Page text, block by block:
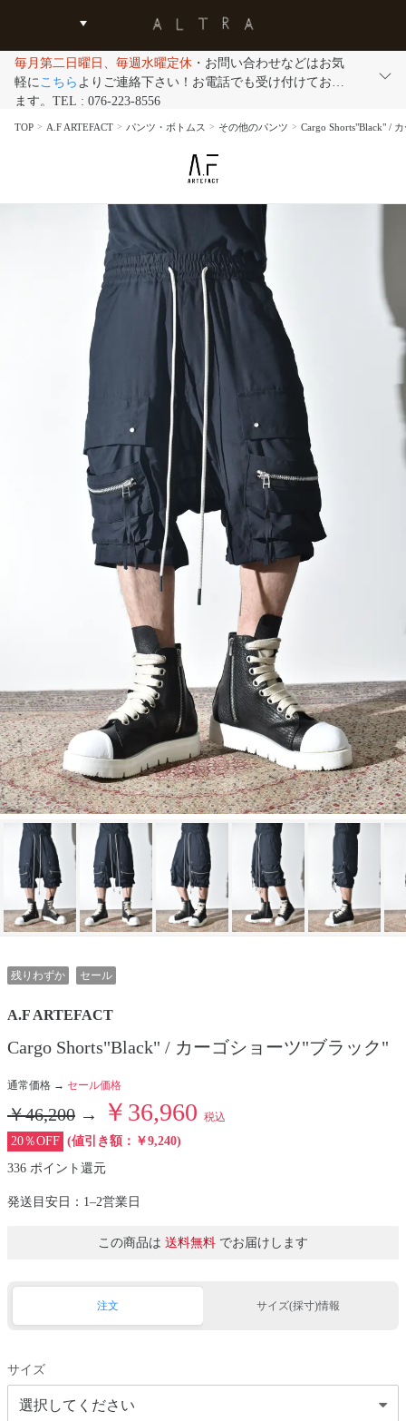
毎月第二日曜日、毎週水曜定休 ・お問い合わせなどはお気
軽にこちら よりご連絡下さい！お電話でも受け付けており
ます。TEL : 076-223-8556
TOP A.F ARTEFACT パンツ・ボトムス その他のパンツ Cargo Shorts"Black" /
残りわずか セール
A.F ARTEFACT
Cargo Shorts"Black" / カーゴショーツ"ブラック"
通常価格 → セール価格
￥46,200 → ￥36,960 税込
20％OFF (値引き額：￥9,240)
336 ポイント還元
発送目安日：1–2営業日
この商品は 送料無料 でお届けします
注文 サイズ(採寸)情報
サイズ